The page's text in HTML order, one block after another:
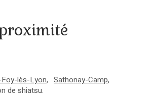
lès-Lyon,Sathonay-Camp,
de shiatsu.